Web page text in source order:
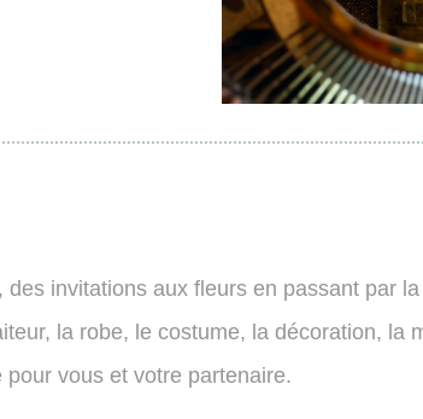
, des invitations aux fleurs en passant par
la robe, le costume, la décoration, la
vous et votre partenaire.